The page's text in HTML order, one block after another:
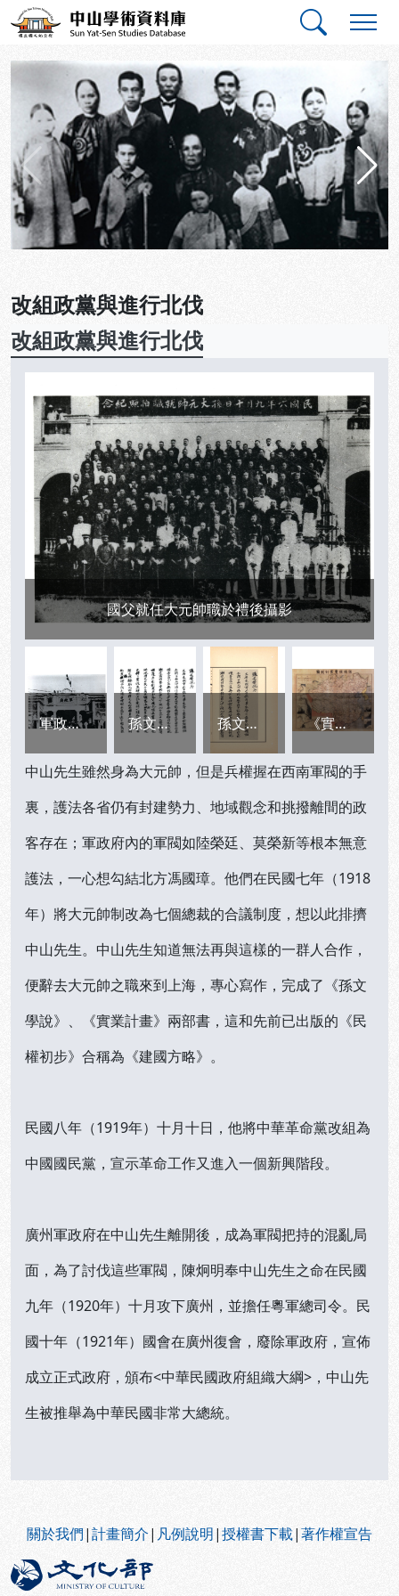
跳到主要內容
中山學術資料庫
國父革命史話
改組政黨與進行北伐
改組政黨與進行北伐
國父就任大元帥職於禮後攝影
軍政府外景 孫文學說序 孫文學說序原稿 《實業計劃》付印稿
中山先生雖然身為大元帥，但是兵權握在西南軍閥的手
裏，護法各省仍有封建勢力、地域觀念和挑撥離間的政
客存在；軍政府內的軍閥如陸榮廷、莫榮新等根本無意
護法，一心想勾結北方馮國璋。他們在民國七年（1918
年）將大元帥制改為七個總裁的合議制度，想以此排擠
中山先生。中山先生知道無法再與這樣的一群人合作，
便辭去大元帥之職來到上海，專心寫作，完成了《孫文
學說》、《實業計畫》兩部書，這和先前已出版的《民
權初步》合稱為《建國方略》。
民國八年（1919年）十月十日，他將中華革命黨改組為
中國國民黨，宣示革命工作又進入一個新興階段。
廣州軍政府在中山先生離開後，成為軍閥把持的混亂局
面，為了討伐這些軍閥，陳炯明奉中山先生之命在民國
九年（1920年）十月攻下廣州，並擔任粵軍總司令。民
國十年（1921年）國會在廣州復會，廢除軍政府，宣佈
成立正式政府，頒布<中華民國政府組織大綱>，中山先
生被推舉為中華民國非常大總統。
關於我們|計畫簡介| 凡例說明|授權書下載|著作權宣告